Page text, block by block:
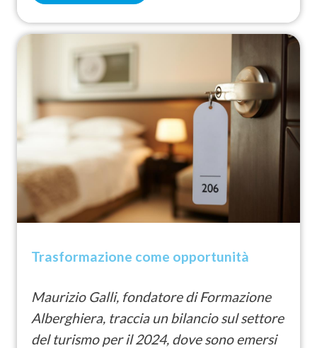
Trasformazione come opportunità
Maurizio Galli, fondatore di Formazione
Alberghiera, traccia un bilancio sul settore
del turismo per il 2024, dove sono emersi